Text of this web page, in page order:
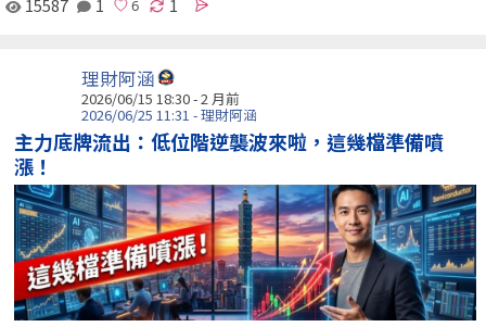
理財阿涵
2026/06/15 18:30 - 2 月前
2026/06/25 11:31 - 理財阿涵
主力底牌流出：低位階逆襲波來啦，這幾檔準備噴
漲！